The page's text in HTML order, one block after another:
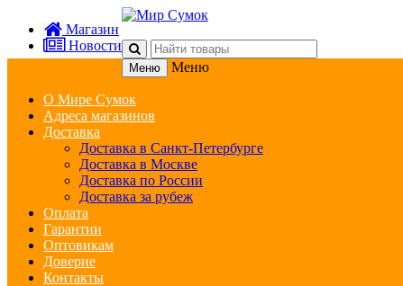
Магазин
Новости
Меню Меню
О Мире Сумок
Адреса магазинов
Доставка
Доставка в Санкт-Петербурге
Доставка в Москве
Доставка по России
Доставка за рубеж
Оплата
Гарантии
Оптовикам
Доверие
Контакты